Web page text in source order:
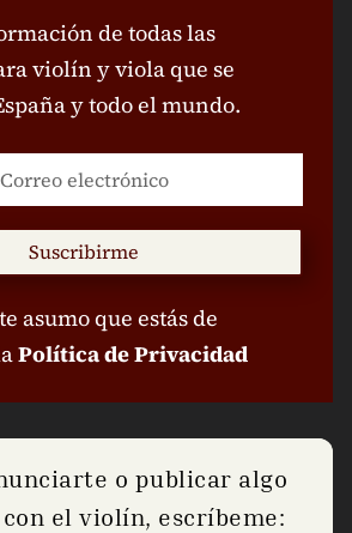
de todas las
violín y viola que se
y todo el mundo.
Suscribirme
asumo que estás de
Política de Privacidad
o publicar algo
el violín, escríbeme: